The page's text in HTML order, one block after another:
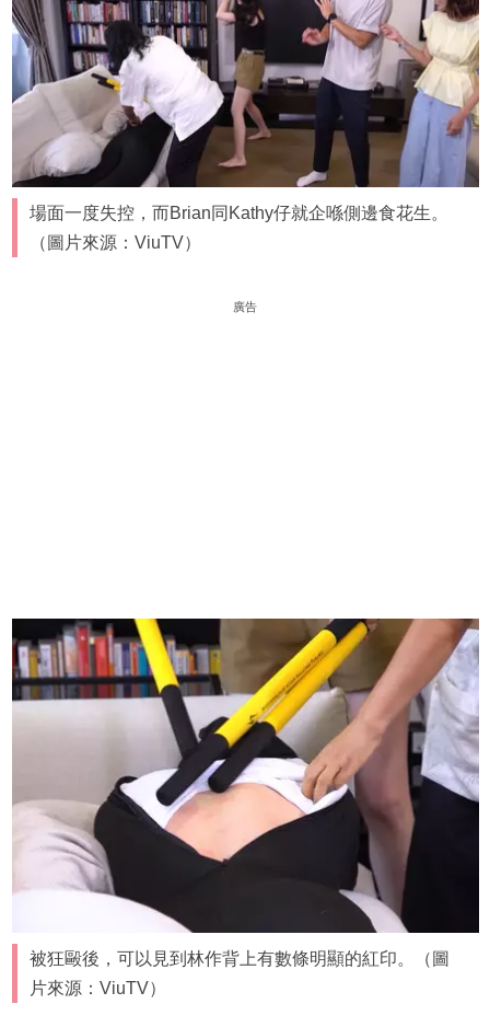
場面一度失控，而Brian同Kathy仔就企喺側邊食花生。
（圖片來源：ViuTV）
廣告
被狂毆後，可以見到林作背上有數條明顯的紅印。（圖
片來源：ViuTV）